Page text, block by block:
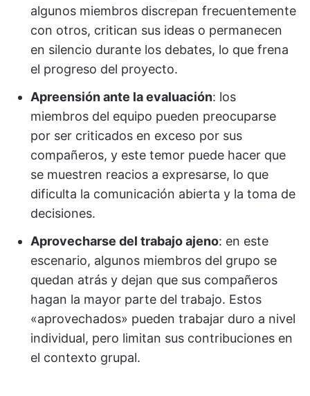
algunos miembros discrepan frecuentemente
con otros, critican sus ideas o permanecen
en silencio durante los debates, lo que frena
el progreso del proyecto.
Apreensión ante la evaluación: los
miembros del equipo pueden preocuparse
por ser criticados en exceso por sus
compañeros, y este temor puede hacer que
se muestren reacios a expresarse, lo que
dificulta la comunicación abierta y la toma de
decisiones.
Aprovecharse del trabajo ajeno: en este
escenario, algunos miembros del grupo se
quedan atrás y dejan que sus compañeros
hagan la mayor parte del trabajo. Estos
«aprovechados» pueden trabajar duro a nivel
individual, pero limitan sus contribuciones en
el contexto grupal.